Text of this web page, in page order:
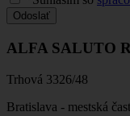
Odoslať
ALFA SALUTO
Trhová 3326/48
Bratislava - mestská